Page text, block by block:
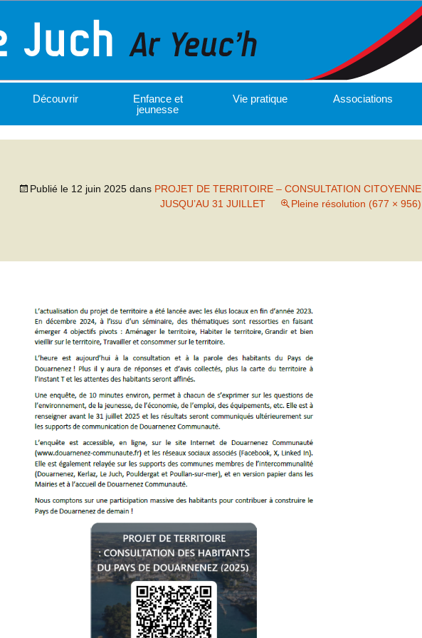
Découvrir
Enfance et
jeunesse
Vie pratique Associations
Publié le 12 juin 2025 dans PROJET DE TERRITOIRE – CONSULTATION CITOYENNE
JUSQU’AU 31 JUILLET
Pleine résolution (677 × 956)